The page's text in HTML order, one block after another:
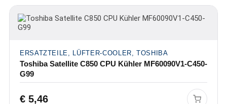
ERSATZTEILE, LÜFTER-COOLER, TOSHIBA
Toshiba Satellite C850 CPU Kühler MF60090V1-C450-
G99
€5,46